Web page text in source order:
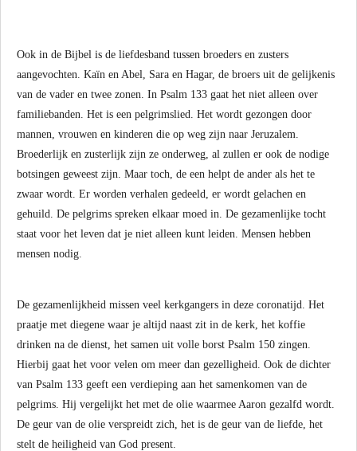
Ook in de Bijbel is de liefdesband tussen broeders en zusters
aangevochten. Kaïn en Abel, Sara en Hagar, de broers uit de gelijkenis
van de vader en twee zonen. In Psalm 133 gaat het niet alleen over
familiebanden. Het is een pelgrimslied. Het wordt gezongen door
mannen, vrouwen en kinderen die op weg zijn naar Jeruzalem.
Broederlijk en zusterlijk zijn ze onderweg, al zullen er ook de nodige
botsingen geweest zijn. Maar toch, de een helpt de ander als het te
zwaar wordt. Er worden verhalen gedeeld, er wordt gelachen en
gehuild. De pelgrims spreken elkaar moed in. De gezamenlijke tocht
staat voor het leven dat je niet alleen kunt leiden. Mensen hebben
mensen nodig.
De gezamenlijkheid missen veel kerkgangers in deze coronatijd. Het
praatje met diegene waar je altijd naast zit in de kerk, het koffie
drinken na de dienst, het samen uit volle borst Psalm 150 zingen.
Hierbij gaat het voor velen om meer dan gezelligheid. Ook de dichter
van Psalm 133 geeft een verdieping aan het samenkomen van de
pelgrims. Hij vergelijkt het met de olie waarmee Aaron gezalfd wordt.
De geur van de olie verspreidt zich, het is de geur van de liefde, het
stelt de heiligheid van God present.